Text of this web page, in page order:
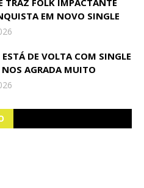
TRAZ FOLK IMPACTANTE
EM NOVO SINGLE
DE VOLTA COM SINGLE
NOS AGRADA MUITO